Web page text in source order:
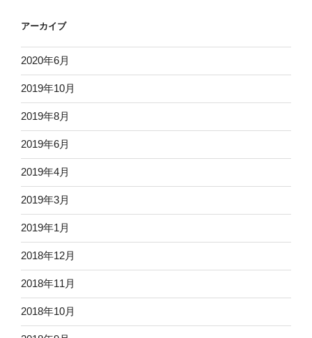
アーカイブ
2020年6月
2019年10月
2019年8月
2019年6月
2019年4月
2019年3月
2019年1月
2018年12月
2018年11月
2018年10月